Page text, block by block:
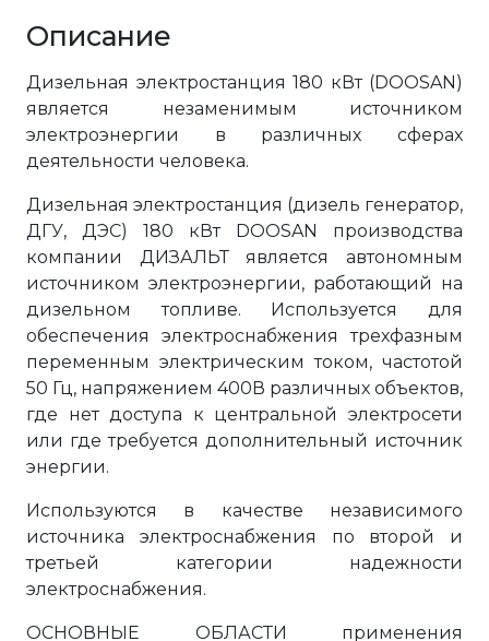
Описание
Дизельная электростанция 180 кВт (DOOSAN)
является незаменимым источником
электроэнергии в различных сферах
деятельности человека.
Дизельная электростанция (дизель генератор,
ДГУ, ДЭС) 180 кВт DOOSAN производства
компании ДИЗАЛЬТ является автономным
источником электроэнергии, работающий на
дизельном топливе. Используется для
обеспечения электроснабжения трехфазным
переменным электрическим током, частотой
50 Гц, напряжением 400В различных объектов,
где нет доступа к центральной электросети
или где требуется дополнительный источник
энергии.
Используются в качестве независимого
источника электроснабжения по второй и
третьей категории надежности
электроснабжения.
ОСНОВНЫЕ ОБЛАСТИ применения